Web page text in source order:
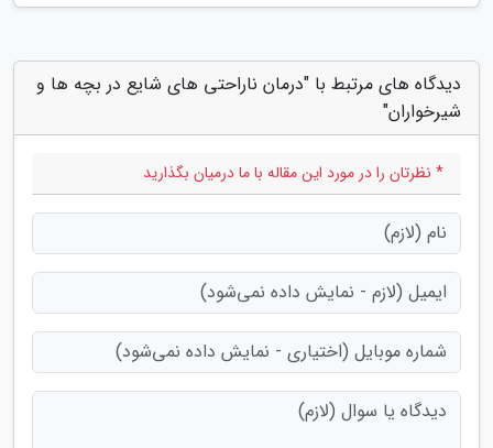
دیدگاه های مرتبط با "درمان ناراحتی های شایع در بچه ها و
شیرخواران"
* نظرتان را در مورد این مقاله با ما درمیان بگذارید